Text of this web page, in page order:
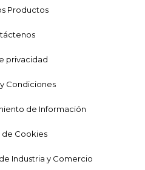
Productos
privacidad
Condiciones
de Información
de Cookies
Industria y Comercio